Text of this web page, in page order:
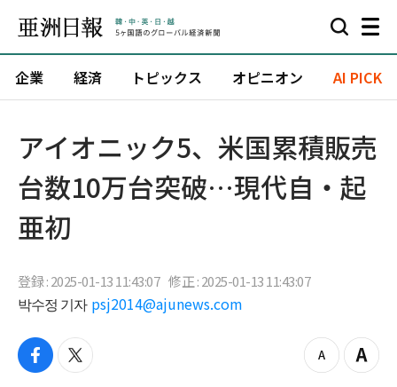
企業 経済 トピックス オピニオン AI PICK
アイオニック5、米国累積販売
台数10万台突破…現代自・起
亜初
登録 : 2025-01-13 11:43:07 修正 : 2025-01-13 11:43:07
박수정 기자 psj2014@ajunews.com
f
t
z
Z